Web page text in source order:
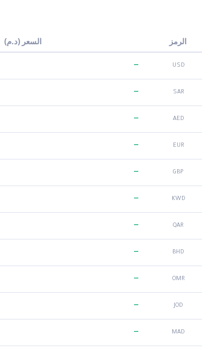
الرمز السعر (د.م)
USD
—
SAR
—
AED
—
EUR
—
GBP
—
KWD
—
QAR
—
BHD
—
OMR
—
JOD
—
MAD
—